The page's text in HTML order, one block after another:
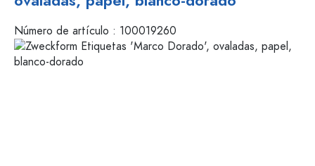
Número de artículo : 100019260